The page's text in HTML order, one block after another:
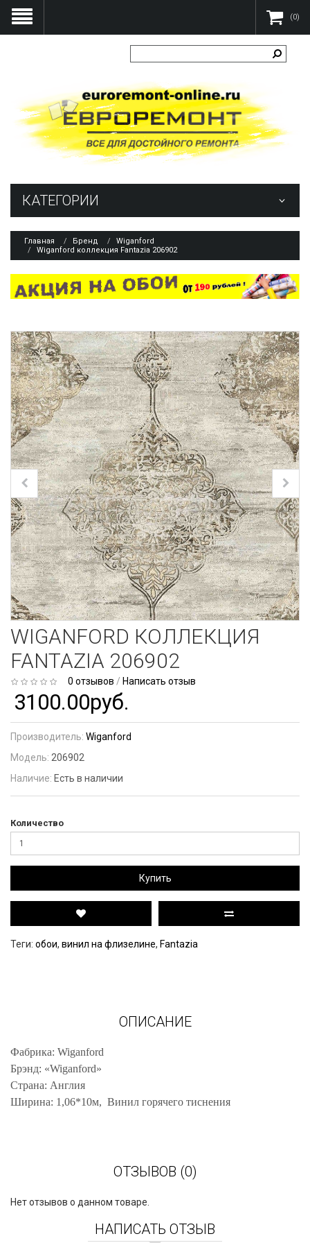
(0)
КАТЕГОРИИ
Главная Бренд
Wiganford
Wiganford коллекция Fantazia 206902
WIGANFORD КОЛЛЕКЦИЯ
FANTAZIA 206902
0 отзывов / Написать отзыв
3100.00руб.
Производитель: Wiganford
Модель: 206902
Наличие: Есть в наличии
Количество
Купить
Теги: обои, винил на флизелине, Fantazia
ОПИСАНИЕ
Фабрика: Wiganford
Брэнд: «Wiganford»
Страна: Англия
Ширина: 1,06*10м, Винил горячего тиснения
ОТЗЫВОВ (0)
Нет отзывов о данном товаре.
НАПИСАТЬ ОТЗЫВ